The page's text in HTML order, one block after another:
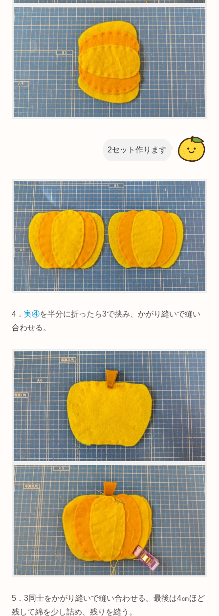
2セット作ります
4． 実④を半分に折ったら3で挟み、かがり縫いで縫い
合わせる。
5．3同士をかがり縫いで縫い合わせる。最後は4㎝ほど
残して綿を少し詰め、残りを縫う。